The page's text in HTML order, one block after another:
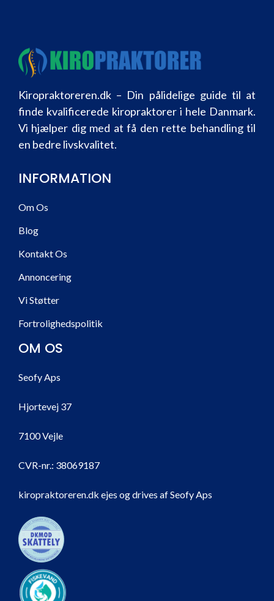
Kiropraktoreren.dk – Din pålidelige guide til at
finde kvalificerede kiropraktorer i hele Danmark.
Vi hjælper dig med at få den rette behandling til
en bedre livskvalitet.
INFORMATION
Om Os
Blog
Kontakt Os
Annoncering
Vi Støtter
Fortrolighedspolitik
OM OS
Seofy Aps
Hjortevej 37
7100 Vejle
CVR-nr.: 38069187
kiropraktoreren.dk ejes og drives af Seofy Aps